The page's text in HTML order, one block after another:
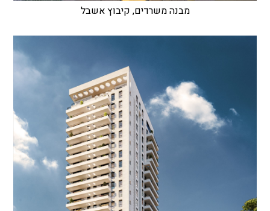
מבנה משרדים, קיבוץ אשבל